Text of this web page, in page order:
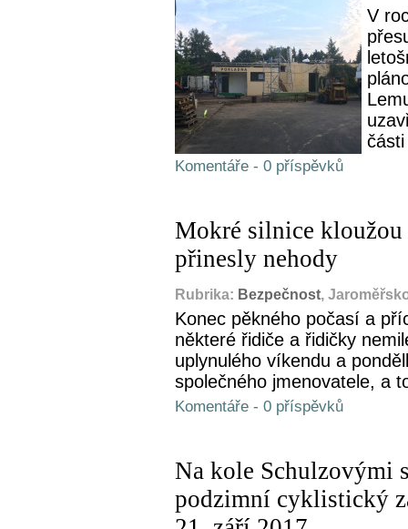
V
Komentáře - 0 příspěvků
Mokré silnice
přinesly nehody
Rubrika: Bezpečnost,
Konec pěkného počasí a
některé řidiče a řidičky
uplynulého víkendu a
společného jmenovatele, a
Komentáře - 0 příspěvků
Na kole Schulzovými
podzimní cyklistický